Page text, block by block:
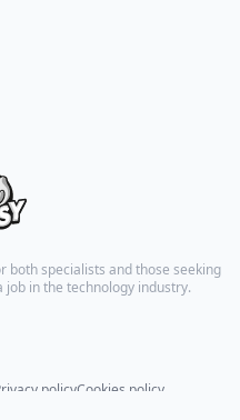
specialists and those seeking
in the technology industry.
policyCookies policy